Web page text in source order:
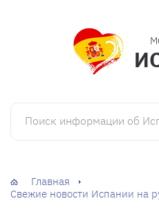
Поиск информации об Испании
Главная
Свежие новости Испании на